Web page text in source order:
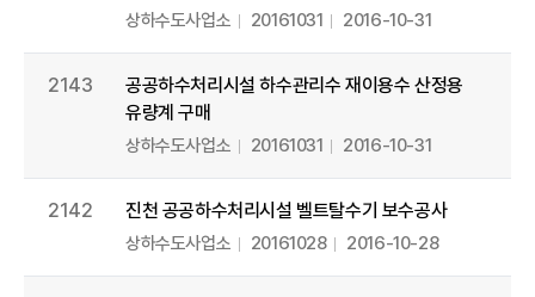
상하수도사업소 20161031 2016-10-31
2143
공공하수처리시설 하수관리수 재이용수 산정용
유량계 구매
상하수도사업소 20161031 2016-10-31
2142 진천 공공하수처리시설 벨트탈수기 보수공사
상하수도사업소 20161028 2016-10-28